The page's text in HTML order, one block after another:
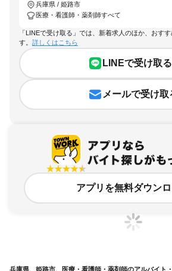
兵庫県 / 姫路市
医療・看護師・薬剤師すべて
「LINEで受け取る」では、新着求人のほか、おす
す。 詳しくはこちら
LINEで受け取る
メールで受け取
アプリを無料ダウン
兵庫県、姫路市、医療・看護師・薬剤師のアルバイト